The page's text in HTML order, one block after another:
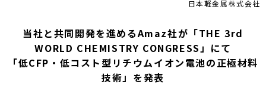
日本軽金属株式会社
当社と共同開発を進めるAmaz社が「THE 3rd
WORLD CHEMISTRY CONGRESS」にて
「低CFP・低コスト型リチウムイオン電池の正極材料
技術」を発表